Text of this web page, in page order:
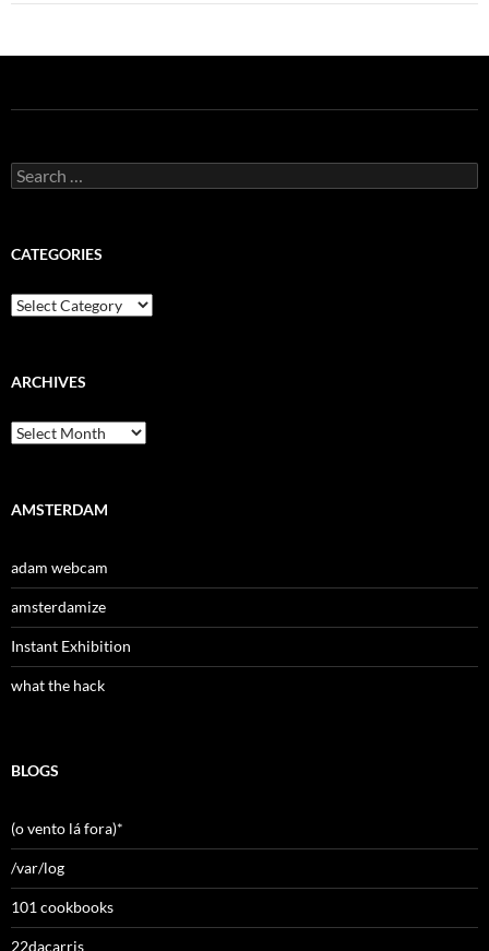
Search
for:
CATEGORIES
Categories
ARCHIVES
Archives
AMSTERDAM
adam webcam
amsterdamize
Instant Exhibition
what the hack
BLOGS
(o vento lá fora)*
/var/log
101 cookbooks
22dacarris